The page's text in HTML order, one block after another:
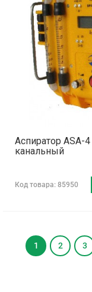
Аспиратор ASA-
канальный
Код товара: 85950
1 2 3